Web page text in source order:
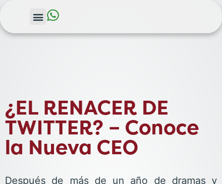
¿EL RENACER DE
TWITTER? – Conoce
la Nueva CEO
Después de más de un año de dramas y